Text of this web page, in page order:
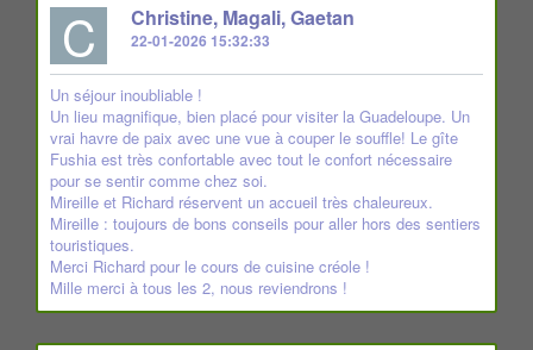
C Christine, Magali, Gaetan
22-01-2026 15:32:33
Un séjour inoubliable !
Un lieu magnifique, bien placé pour visiter la Guadeloupe. Un
vrai havre de paix avec une vue à couper le souffle! Le gîte
Fushia est très confortable avec tout le confort nécessaire
pour se sentir comme chez soi.
Mireille et Richard réservent un accueil très chaleureux.
Mireille : toujours de bons conseils pour aller hors des sentiers
touristiques.
Merci Richard pour le cours de cuisine créole !
Mille merci à tous les 2, nous reviendrons !